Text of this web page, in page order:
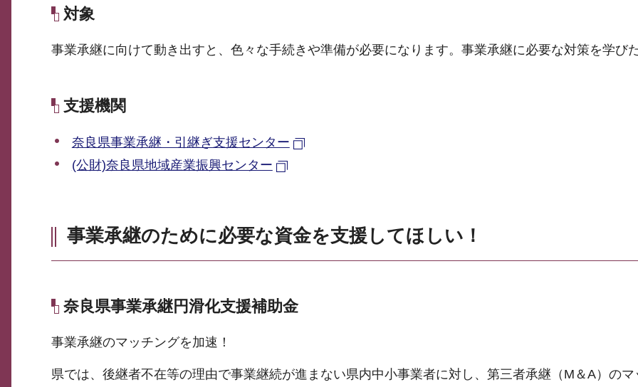
対象
事業承継に向けて動き出すと、色々な手続きや準備が必要になります。事業承継に必要な対策を学び
支援機関
奈良県事業承継・引継ぎ支援センター
(公財)奈良県地域産業振興センター
事業承継のために必要な資金を支援してほしい！
奈良県事業承継円滑化支援補助金
事業承継のマッチングを加速！
県では、後継者不在等の理由で事業継続が進まない県内中小事業者に対し、第三者承継（M＆A）の